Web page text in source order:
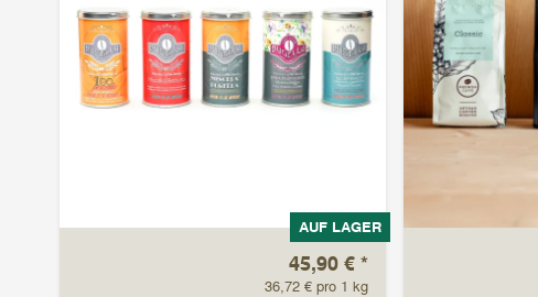
AUF LAGER
45,90 € *
36,72 € pro 1 kg